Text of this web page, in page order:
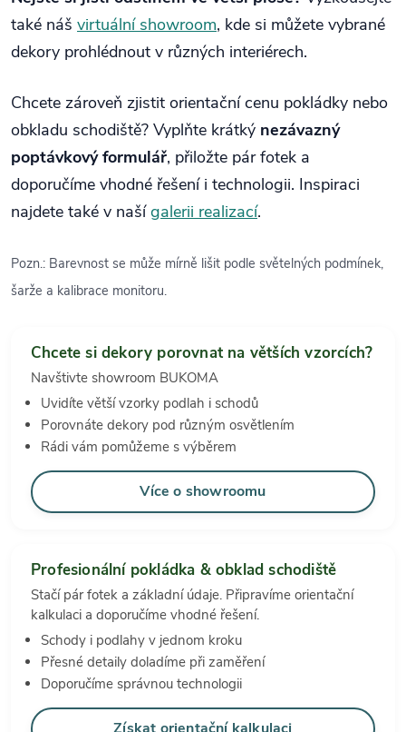
také náš virtuální showroom, kde si můžete vybrané
dekory prohlédnout v různých interiérech.
Chcete zároveň zjistit orientační cenu pokládky nebo
obkladu schodiště? Vyplňte krátký nezávazný
poptávkový formulář, přiložte pár fotek a
doporučíme vhodné řešení i technologii. Inspiraci
najdete také v našígalerii realizací.
Pozn.: Barevnost se může mírně lišit podle světelných podmínek,
šarže a kalibrace monitoru.
Chcete si dekory porovnat na větších vzorcích?
Navštivte showroom BUKOMA
Uvidíte větší vzorky podlah i schodů
Porovnáte dekory pod různým osvětlením
Rádi vám pomůžeme s výběrem
Více o showroomu
Profesionální pokládka & obklad schodiště
Stačí pár fotek a základní údaje. Připravíme orientační
kalkulaci a doporučíme vhodné řešení.
Schody i podlahy v jednom kroku
Přesné detaily doladíme při zaměření
Doporučíme správnou technologii